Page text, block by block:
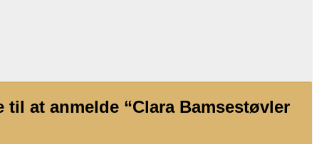
at anmelde “Clara Bamsestøvler